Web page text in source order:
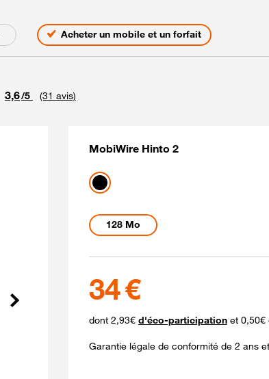
Acheter un mobile et un forfait
Note
3,6/5 (31 avis)
MobiWire Hinto 2
Coloris disponibles
noir
Capacités disponibles
128 Mo
34 €
dont 2,93€ d'éco-participation et 0,50€
Garantie légale de conformité de 2 ans